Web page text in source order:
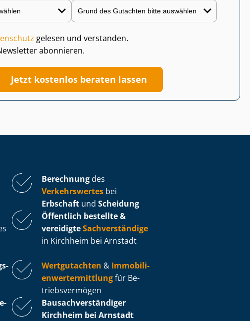
gelesen und verstanden.
abonnieren.
Jetzt kostenlos beraten lassen
Berechnung des
Verkehrswertes bei
Erbschaft und Scheidung
Öffentlich bestellte &
vereidigteSachverständige
in Kirchheim bei Arnstadt
Wertgutachten & Im­mo­bi­li­
en­wert­ermitt­lungfür Be­
triebs­ver­mö­gen
Bau­sach­ver­stän­di­ger
Kirchheim bei Arnstadt